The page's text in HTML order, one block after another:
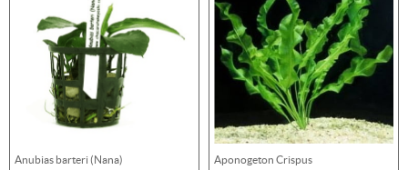
Anubias barteri (Nana) Aponogeton Crispus